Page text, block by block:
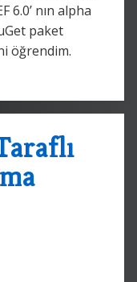
6.0’ nın alpha
paket
öğrendim.